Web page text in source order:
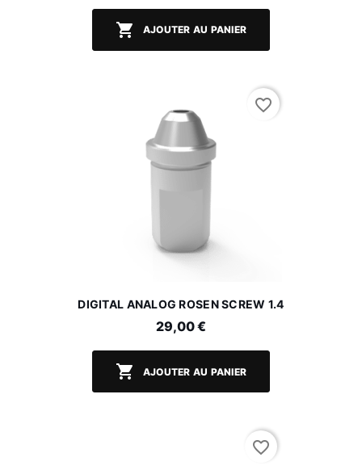
 AJOUTER AU PANIER
DIGITAL ANALOG ROSEN SCREW 1.4
29,00 €
 AJOUTER AU PANIER
favorite_border
favorite_border